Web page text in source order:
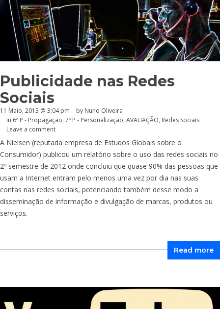
Publicidade nas Redes
Sociais
11 Maio, 2013 @ 3:04 pm
by Nuno Oliveira
in 6º P - Propagação, 7º P - Personalização, AVALIAÇÃO, Redes Sociais
Leave a comment
A Nielsen (reputada empresa de Estudos Globais sobre o
Consumidor) publicou um relatório sobre o uso das redes sociais no
2º semestre de 2012 onde concluiu que quase 90% das pessoas que
usam a Internet entram pelo menos uma vez por dia nas suas
contas nas redes sociais, potenciando também desse modo a
disseminação de informação e divulgação de marcas, produtos ou
serviços.
Read more